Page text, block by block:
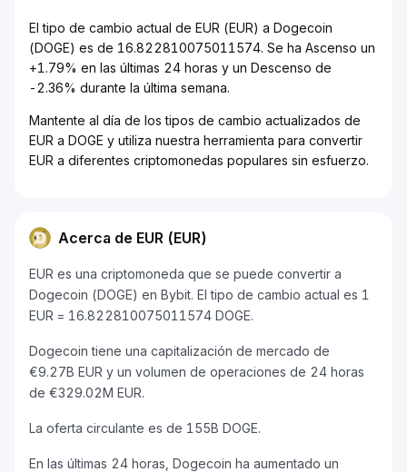
El tipo de cambio actual de EUR (EUR) a Dogecoin
(DOGE) es de 16.822810075011574. Se ha Ascenso un
+1.79% en las últimas 24 horas y un Descenso de
-2.36% durante la última semana.
Mantente al día de los tipos de cambio actualizados de
EUR a DOGE y utiliza nuestra herramienta para convertir
EUR a diferentes criptomonedas populares sin esfuerzo.
Acerca de EUR (EUR)
EUR es una criptomoneda que se puede convertir a
Dogecoin (DOGE) en Bybit. El tipo de cambio actual es 1
EUR = 16.822810075011574 DOGE.
Dogecoin tiene una capitalización de mercado de
€9.27B EUR y un volumen de operaciones de 24 horas
de €329.02M EUR.
La oferta circulante es de 155B DOGE.
En las últimas 24 horas, Dogecoin ha aumentado un